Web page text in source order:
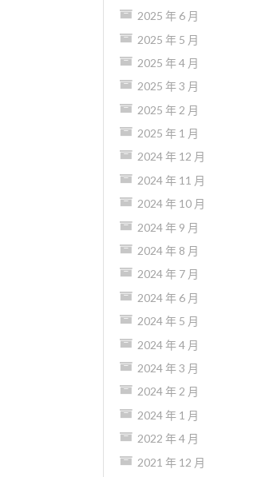
2025 年 6 月
2025 年 5 月
2025 年 4 月
2025 年 3 月
2025 年 2 月
2025 年 1 月
2024 年 12 月
2024 年 11 月
2024 年 10 月
2024 年 9 月
2024 年 8 月
2024 年 7 月
2024 年 6 月
2024 年 5 月
2024 年 4 月
2024 年 3 月
2024 年 2 月
2024 年 1 月
2022 年 4 月
2021 年 12 月